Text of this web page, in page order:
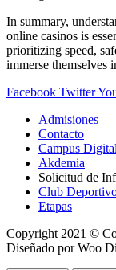
In summary,
online casinos is
prioritizing speed,
immerse themselves
Facebook Twitter
Admisiones
Contacto
Campus
Akdemia
Solicitud de
Club
Etapas
Copyright 2021 ©
Diseñado por Woo